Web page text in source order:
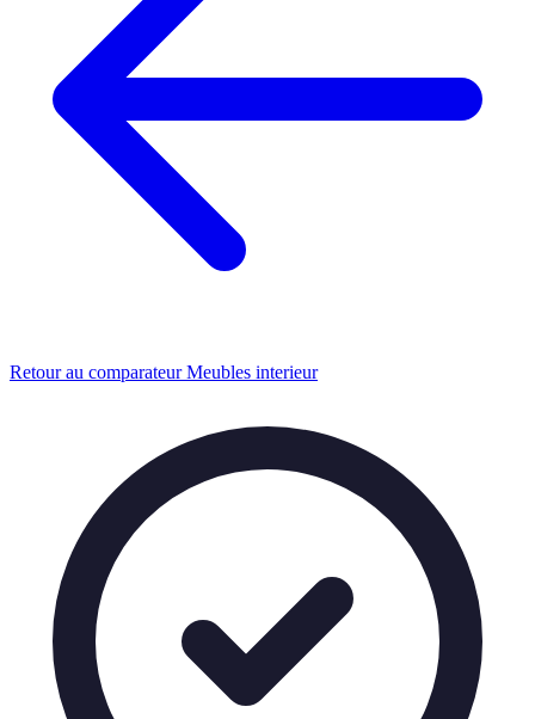
Retour au comparateur Meubles interieur